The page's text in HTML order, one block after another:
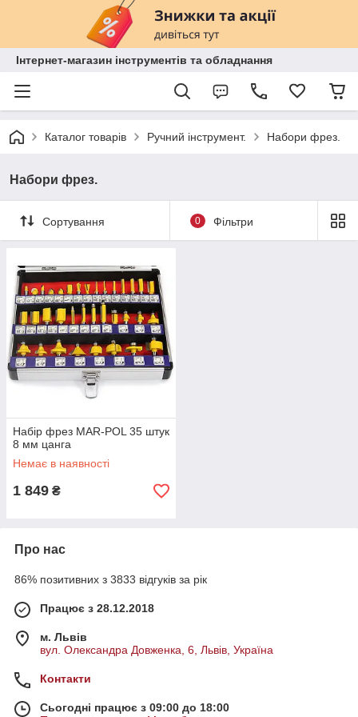
Інтернет-магазин інструментів та обладнання
Каталог товарів Ручний інструмент. Набори фрез.
Набори фрез.
Сортування 0 Фільтри
Набір фрез MAR-POL 35 штук
8 мм цанга
Немає в наявності
1 849 ₴
Про нас
86% позитивних з 3833 відгуків за рік
Працює з 28.12.2018
м. Львів
вул. Олександра Довженка, 6, Львів, Україна
Контакти
Сьогодні працює з 09:00 до 18:00